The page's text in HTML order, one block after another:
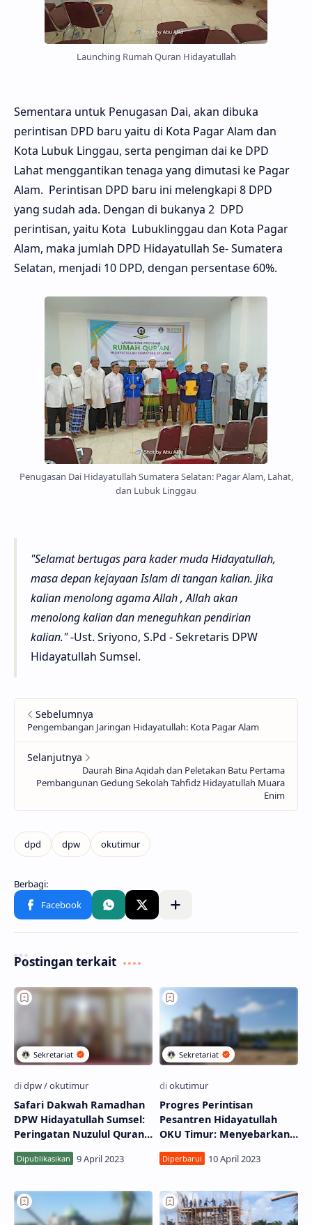
Launching Rumah Quran Hidayatullah
Sementara untuk Penugasan Dai, akan dibuka
perintisan DPD baru yaitu di Kota Pagar Alam dan
Kota Lubuk Linggau, serta pengiman dai ke DPD
Lahat menggantikan tenaga yang dimutasi ke Pagar
Alam. Perintisan DPD baru ini melengkapi 8 DPD
yang sudah ada. Dengan di bukanya 2 DPD
perintisan, yaitu Kota Lubuklinggau dan Kota Pagar
Alam, maka jumlah DPD Hidayatullah Se- Sumatera
Selatan, menjadi 10 DPD, dengan persentase 60%.
Penugasan Dai Hidayatullah Sumatera Selatan: Pagar Alam, Lahat,
dan Lubuk Linggau
"Selamat bertugas para kader muda Hidayatullah,
masa depan kejayaan Islam di tangan kalian. Jika
kalian menolong agama Allah , Allah akan
menolong kalian dan meneguhkan pendirian
kalian."-Ust. Sriyono, S.Pd - Sekretaris DPW
Hidayatullah Sumsel.
Postingan terkait
Safari Dakwah Ramadhan
DPW Hidayatullah Sumsel:
Peringatan Nuzulul Quran
di OKU Timur
Progres Perintisan
Pesantren Hidayatullah
OKU Timur: Menyebarkan
Dakwah di Semendawai
Suku III